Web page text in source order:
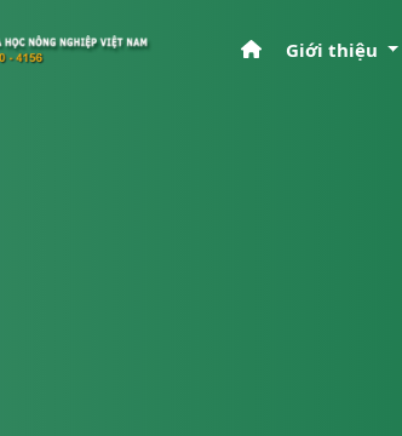
Giới thiệu